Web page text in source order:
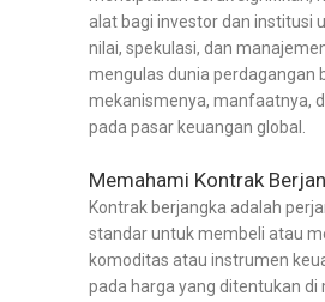
alat bagi investor dan institusi
nilai, spekulasi, dan
mengulas dunia perdagangan
mekanismenya, manfaatnya,
pada pasar keuangan global.
Memahami Kontrak
Kontrak berjangka adalah
standar untuk membeli atau
komoditas atau instrumen
pada harga yang ditentukan di